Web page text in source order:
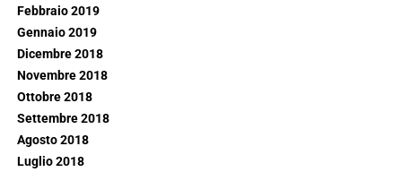
Febbraio 2019
Gennaio 2019
Dicembre 2018
Novembre 2018
Ottobre 2018
Settembre 2018
Agosto 2018
Luglio 2018